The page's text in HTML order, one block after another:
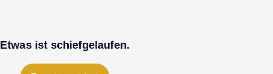
Etwas ist schiefgelaufen.